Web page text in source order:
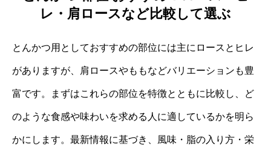
レ・肩ロースなど比較して選ぶ
とんかつ用としておすすめの部位には主にロースとヒレ
がありますが、肩ロースやももなどバリエーションも豊
富です。まずはこれらの部位を特徴とともに比較し、ど
のような食感や味わいを求める人に適しているかを明ら
かにします。最新情報に基づき、風味・脂の入り方・栄